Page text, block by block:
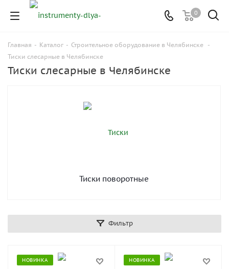
0
Главная - Каталог - Строительное оборудование в Челябинске -
Тиски слесарные в Челябинске
Тиски слесарные в Челябинске
Тиски поворотные
Фильтр
НОВИНКА НОВИНКА